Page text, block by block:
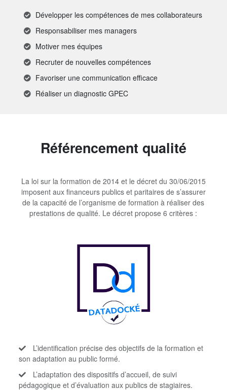
Développer les compétences de mes collaborateurs
Responsabiliser mes managers
Motiver mes équipes
Recruter de nouvelles compétences
Favoriser une communication efficace
Réaliser un diagnostic GPEC
Référencement qualité
La loi sur la formation de 2014 et le décret du 30/06/2015
imposent aux financeurs publics et paritaires de s’assurer
de la capacité de l’organisme de formation à réaliser des
prestations de qualité. Le décret propose 6 critères :
L’identification précise des objectifs de la formation et
son adaptation au public formé.
L’adaptation des dispositifs d’accueil, de suivi
pédagogique et d’évaluation aux publics de stagiaires.